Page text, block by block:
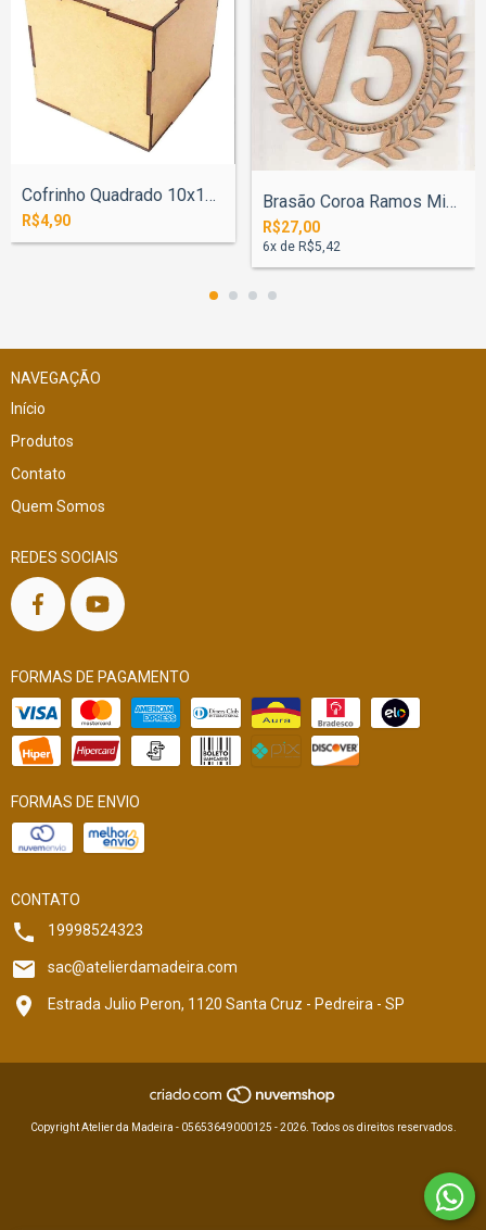
Cofrinho Quadrado 10x10cm
R$4,90
Brasão Coroa Ramos Mini 6cm Letra Ou Núm...
R$27,00
6x de R$5,42
NAVEGAÇÃO
Início
Produtos
Contato
Quem Somos
REDES SOCIAIS
FORMAS DE PAGAMENTO
FORMAS DE ENVIO
CONTATO
19998524323
sac@atelierdamadeira.com
Estrada Julio Peron, 1120 Santa Cruz - Pedreira - SP
Copyright Atelier da Madeira - 05653649000125 - 2026. Todos os direitos reservados.